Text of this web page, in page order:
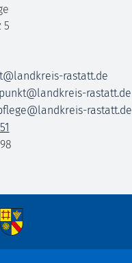
5
rastatt.de
rastatt.de
rastatt.de